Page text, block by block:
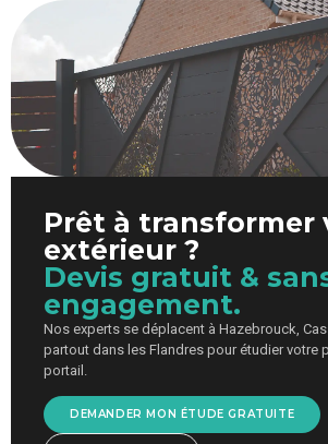
Prêt à transformer
extérieur ?
Devis gratuit &
engagement.
Nos experts se déplacent à Hazebrouck,
partout dans les Flandres pour étudier votre
portail.
DEMANDER MON ÉTUDE GRATUITE